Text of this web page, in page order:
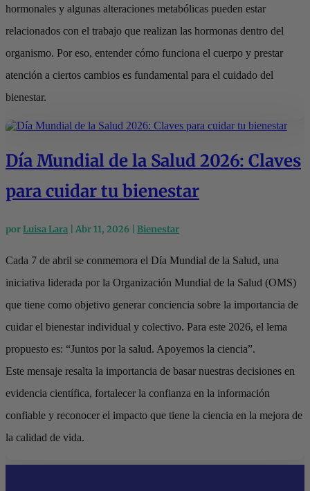
hormonales y algunas alteraciones metabólicas pueden estar
relacionados con el trabajo que realizan las hormonas dentro del
organismo. Por eso, entender cómo funciona el cuerpo y prestar
atención a ciertos cambios es fundamental para el cuidado del
bienestar.
Día Mundial de la Salud 2026: Claves
para cuidar tu bienestar
porLuisa Lara Abr 11, 2026 Bienestar
Cada 7 de abril se conmemora el Día Mundial de la Salud, una
iniciativa liderada por la Organización Mundial de la Salud (OMS)
que tiene como objetivo generar conciencia sobre la importancia de
cuidar el bienestar individual y colectivo. Para este 2026, el lema
propuesto es: “Juntos por la salud. Apoyemos la ciencia”.
Este mensaje resalta la importancia de basar nuestras decisiones en
evidencia científica, fortalecer la confianza en la información
confiable y reconocer el impacto que tiene la ciencia en la mejora de
la calidad de vida.